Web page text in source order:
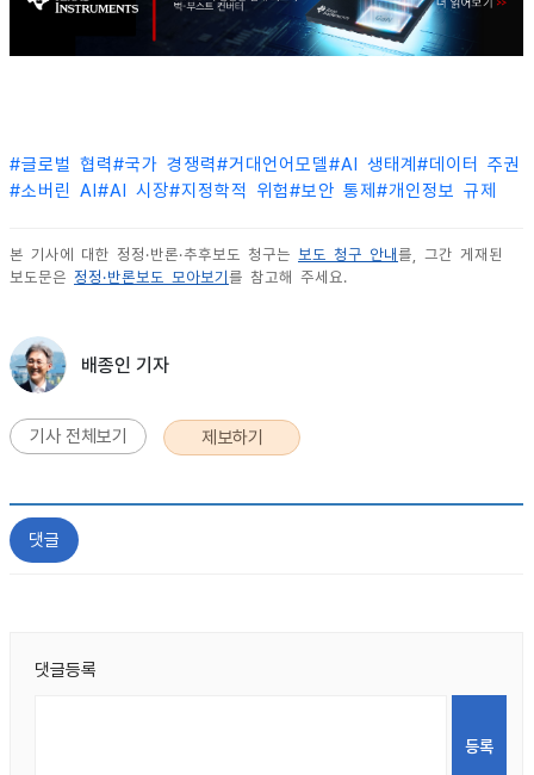
#글로벌 협력#국가 경쟁력#거대언어모델#AI 생태계 #데이터 주권
#소버린 AI#AI 시장#지정학적 위험#보안 통제 #개인정보 규제
본 기사에 대한 정정·반론·추후보도 청구는 보도 청구 안내 를, 그간 게재된
보도문은 정정·반론보도 모아보기 를 참고해 주세요.
배종인 기자
기사 전체보기 제보하기
댓글
댓글등록